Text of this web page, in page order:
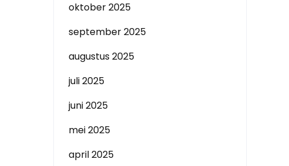
oktober 2025
september 2025
augustus 2025
juli 2025
juni 2025
mei 2025
april 2025